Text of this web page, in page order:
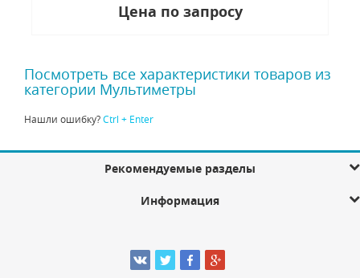
Цена по запросу
Посмотреть все характеристики товаров из
категории Мультиметры
Нашли ошибку?Ctrl + Enter
Рекомендуемые разделы
Информация